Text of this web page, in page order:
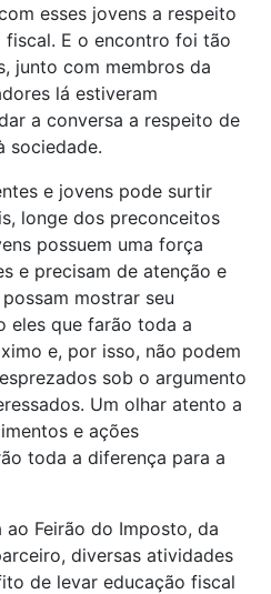
esses jovens a respeito
fiscal. E o encontro foi tão
junto com membros da
lá estiveram
a conversa a respeito de
sociedade.
e jovens pode surtir
longe dos preconceitos
possuem uma força
e precisam de atenção e
mostrar seu
eles que farão toda a
e, por isso, não podem
sob o argumento
Um olhar atento a
e ações
toda a diferença para a
ao Feirão do Imposto, da
diversas atividades
de levar educação fiscal